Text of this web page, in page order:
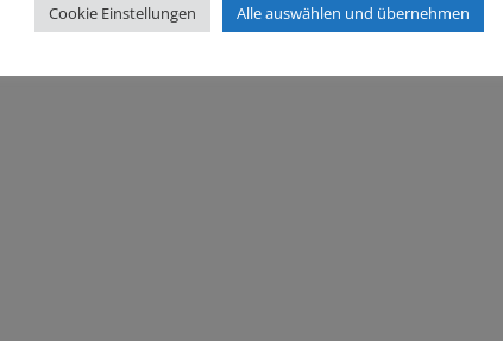
Cookie Einstellungen Alle auswählen und übernehmen